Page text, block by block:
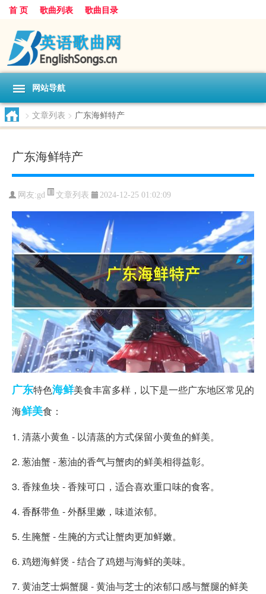
首 页 歌曲列表 歌曲目录
网站导航
> 文章列表 > 广东海鲜特产
广东海鲜特产
网友:gd 文章列表 2024-12-25 01:02:09
广东特色海鲜美食丰富多样，以下是一些广东地区常见的
海鲜美食：
1. 清蒸小黄鱼 - 以清蒸的方式保留小黄鱼的鲜美。
2. 葱油蟹 - 葱油的香气与蟹肉的鲜美相得益彰。
3. 香辣鱼块 - 香辣可口，适合喜欢重口味的食客。
4. 香酥带鱼 - 外酥里嫩，味道浓郁。
5. 生腌蟹 - 生腌的方式让蟹肉更加鲜嫩。
6. 鸡翅海鲜煲 - 结合了鸡翅与海鲜的美味。
7. 黄油芝士焗蟹腿 - 黄油与芝士的浓郁口感与蟹腿的鲜美